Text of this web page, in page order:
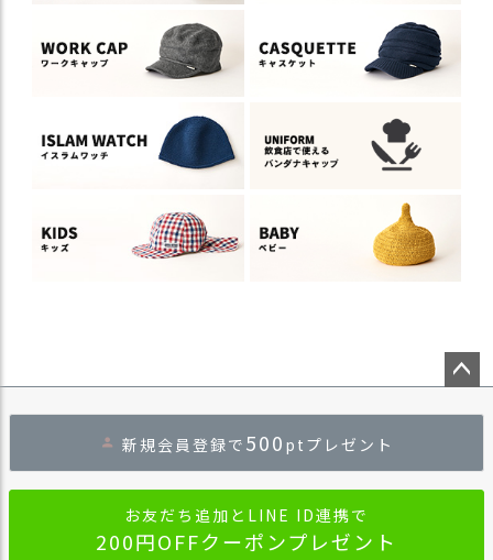
ジト
へ
新規会員登録で 500 ptプレゼント
お友だち追加とLINE ID連携で
200円OFFクーポンプレゼント